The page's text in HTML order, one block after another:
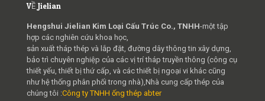
VỀ Jielian
Hengshui Jielian Kim Loại Cấu Trúc Co., TNHH-một tập
hợp các nghiên cứu khoa học,
sản xuất tháp thép và lắp đặt, đường dây thông tin xây dựng,
bảo trì chuyên nghiệp của các vị trí tháp truyền thông (công cụ
thiết yếu, thiết bị thứ cấp, và các thiết bị ngoại vi khác cũng
như hệ thống phân phối trong nhà),Nhà cung cấp thép của
chúng tôi :Công ty TNHH ống thép abter